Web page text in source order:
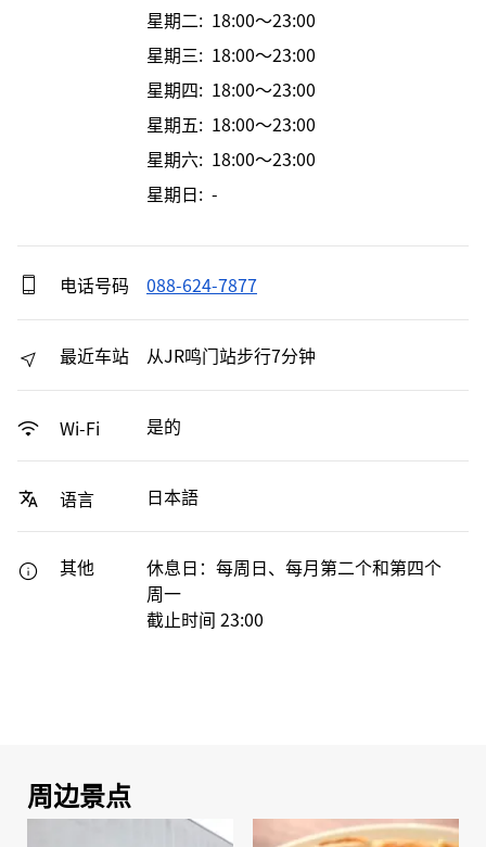
星期二: 18:00～23:00
星期三: 18:00～23:00
星期四: 18:00～23:00
星期五: 18:00～23:00
星期六: 18:00～23:00
星期日: -
电话号码 088-624-7877
最近车站 从JR鸣门站步行7分钟
Wi-Fi 是的
语言 日本語
其他
休息日：每周日、每月第二个和第四个
周一
截止时间 23:00
周边景点